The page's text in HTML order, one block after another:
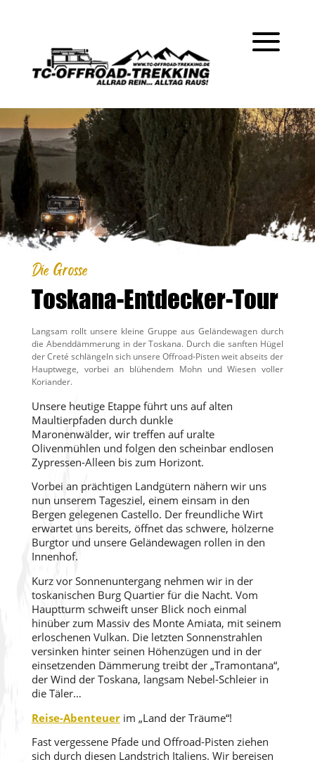
Die Grosse
Toskana-Entdecker-Tour
Langsam rollt unsere kleine Gruppe aus Geländewagen durch
die Abenddämmerung in der Toskana. Durch die sanften Hügel
der Creté schlängeln sich unsere Offroad-Pisten weit abseits der
Hauptwege, vorbei an blühendem Mohn und Wiesen voller
Koriander.
Unsere heutige Etappe führt uns auf alten
Maultierpfaden durch dunkle
Maronenwälder, wir treffen auf uralte
Olivenmühlen und folgen den scheinbar endlosen
Zypressen-Alleen bis zum Horizont.
Vorbei an prächtigen Landgütern nähern wir uns
nun unserem Tagesziel, einem einsam in den
Bergen gelegenen Castello. Der freundliche Wirt
erwartet uns bereits, öffnet das schwere, hölzerne
Burgtor und unsere Geländewagen rollen in den
Innenhof.
Kurz vor Sonnenuntergang nehmen wir in der
toskanischen Burg Quartier für die Nacht. Vom
Hauptturm schweift unser Blick noch einmal
hinüber zum Massiv des Monte Amiata, mit seinem
erloschenen Vulkan. Die letzten Sonnenstrahlen
versinken hinter seinen Höhenzügen und in der
einsetzenden Dämmerung treibt der „Tramontana“,
der Wind der Toskana, langsam Nebel-Schleier in
die Täler…
Reise-Abenteuer im „Land der Träume“!
Fast vergessene Pfade und Offroad-Pisten ziehen
sich durch diesen Landstrich Italiens. Wir bereisen